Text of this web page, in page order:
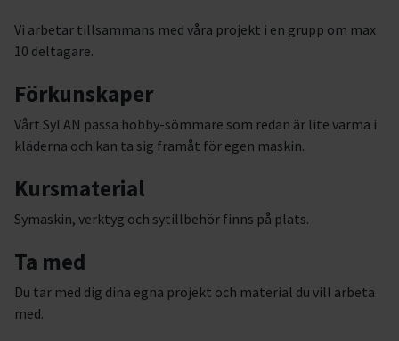
Vi arbetar tillsammans med våra projekt i en grupp om max
10 deltagare.
Förkunskaper
Vårt SyLAN passa hobby-sömmare som redan är lite varma i
kläderna och kan ta sig framåt för egen maskin.
Kursmaterial
Symaskin, verktyg och sytillbehör finns på plats.
Ta med
Du tar med dig dina egna projekt och material du vill arbeta
med.